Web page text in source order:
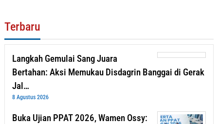
Terbaru
Langkah Gemulai Sang Juara
Bertahan: Aksi Memukau Disdagrin Banggai di Gerak
Jal…
8 Agustus 2026
Buka Ujian PPAT 2026, Wamen Ossy: